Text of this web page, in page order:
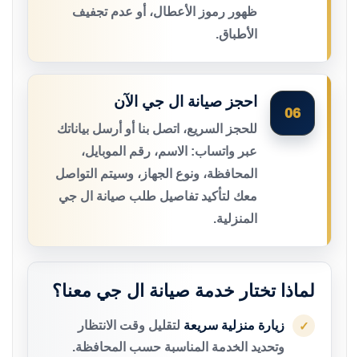
ظهور رموز الأعطال، أو عدم تجفيف
الأطباق.
06
احجز صيانة ال جي الآن
للحجز السريع، اتصل بنا أو أرسل بياناتك
عبر واتساب: الاسم، رقم الموبايل،
المحافظة، ونوع الجهاز، وسيتم التواصل
معك لتأكيد تفاصيل طلب صيانة ال جي
المنزلية.
لماذا تختار خدمة صيانة ال جي معنا؟
✓ زيارة منزلية سريعة لتقليل وقت الانتظار
وتحديد الخدمة المناسبة حسب المحافظة.